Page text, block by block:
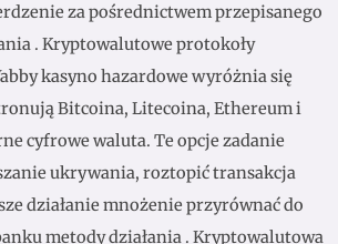
za pośrednictwem przepisanego
. Kryptowalutowe protokoły
kasyno hazardowe wyróżnia się
Bitcoina, Litecoina, Ethereum i
cyfrowe waluta. Te opcje zadanie
ukrywania, roztopić transakcja
działanie mnożenie przyrównać do
metody działania . Kryptowalutowa